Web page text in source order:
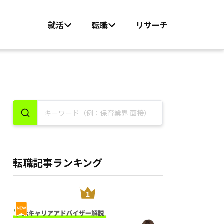
就活 転職 リサーチ
転職記事ランキング